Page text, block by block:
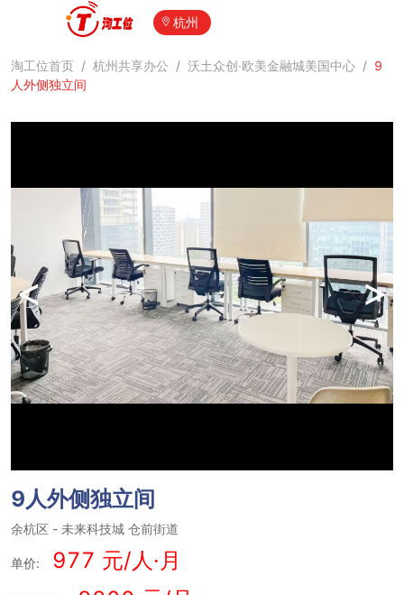
杭州
淘工位首页 / 杭州共享办公 / 沃土众创·欧美金融城美国中心 / 9
人外侧独立间
< >
9人外侧独立间
余杭区 - 未来科技城仓前街道
单价: 977 元/人·月